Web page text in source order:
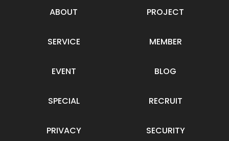
ABOUT PROJECT
SERVICE MEMBER
EVENT BLOG
SPECIAL RECRUIT
PRIVACY SECURITY